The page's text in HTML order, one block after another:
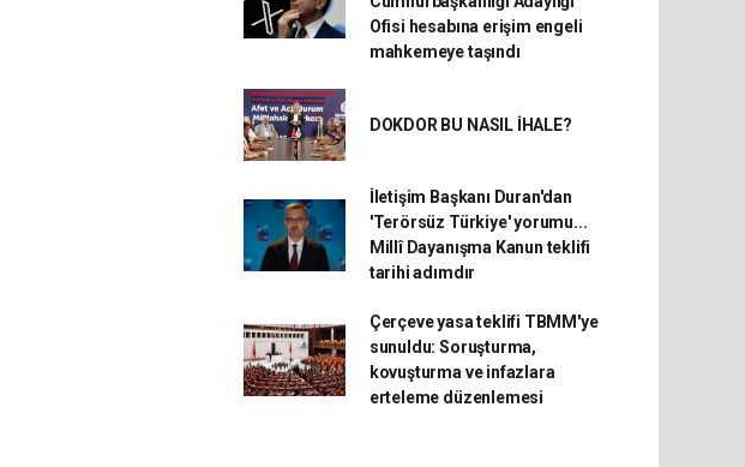
Ofisi hesabına erişim engeli
mahkemeye taşındı
DOKDOR BU NASIL İHALE?
İletişim Başkanı Duran'dan
'Terörsüz Türkiye' yorumu...
Millî Dayanışma Kanun teklifi
tarihi adımdır
Çerçeve yasa teklifi TBMM'ye
sunuldu: Soruşturma,
kovuşturma ve infazlara
erteleme düzenlemesi